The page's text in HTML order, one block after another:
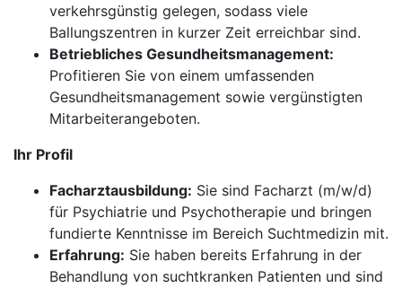
verkehrsgünstig gelegen, sodass viele
Ballungszentren in kurzer Zeit erreichbar sind.
Betriebliches Gesundheitsmanagement:
Profitieren Sie von einem umfassenden
Gesundheitsmanagement sowie vergünstigten
Mitarbeiterangeboten.
Ihr Profil
Facharztausbildung: Sie sind Facharzt (m/w/d)
für Psychiatrie und Psychotherapie und bringen
fundierte Kenntnisse im Bereich Suchtmedizin mit.
Erfahrung: Sie haben bereits Erfahrung in der
Behandlung von suchtkranken Patienten und sind